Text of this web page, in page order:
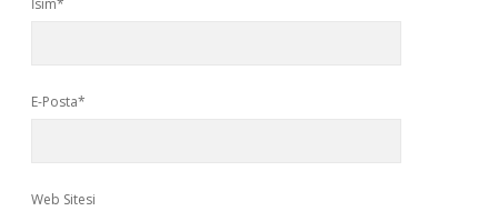
İsim*
E-Posta*
Web Sitesi